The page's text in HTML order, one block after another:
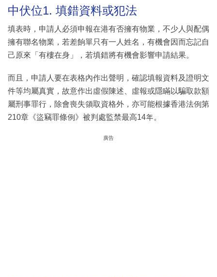
中伏位1. 填錯資料或犯法
填表時，申請人必須申報在港有否擁有物業，不少人與配偶
擁有聯名物業，若差餉單只有一人姓名，有機會因而忘記自
己原來「有樓在身」，若填錯將有機會影響申請結果。
而且，申請人要在表格內作出聲明，確認填報資料及證明文
件等均屬真實，故意作出虛假陳述、虛報或隱瞞以騙取款額
屬刑事罪行，除會喪失領取資格外，亦可能根據香港法例第
210章《盜竊罪條例》被判處監禁最高14年。
廣告